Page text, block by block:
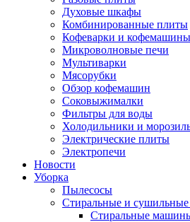
Духовые шкафы
Комбинированные плиты
Кофеварки и кофемашины
Микроволновые печи
Мультиварки
Мясорубки
Обзор кофемашин
Соковыжималки
Фильтры для воды
Холодильники и
Электрические плиты
Электропечи
Новости
Уборка
Пылесосы
Стиральные и
Стиральные